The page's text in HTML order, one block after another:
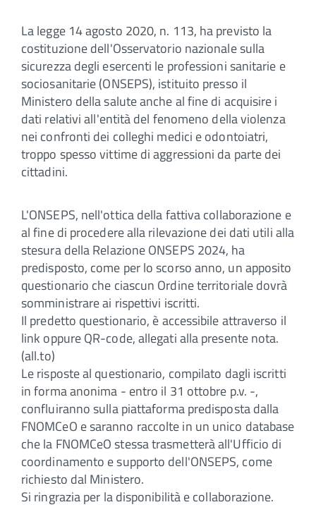
La legge 14 agosto 2020, n. 113, ha previsto la
costituzione dell'Osservatorio nazionale sulla
sicurezza degli esercenti le professioni sanitarie e
sociosanitarie (ONSEPS), istituito presso il
Ministero della salute anche al fine di acquisire i
dati relativi all'entità del fenomeno della violenza
nei confronti dei colleghi medici e odontoiatri,
troppo spesso vittime di aggressioni da parte dei
cittadini.
L'ONSEPS, nell'ottica della fattiva collaborazione e
al fine di procedere alla rilevazione dei dati utili alla
stesura della Relazione ONSEPS 2024, ha
predisposto, come per lo scorso anno, un apposito
questionario che ciascun Ordine territoriale dovrà
somministrare ai rispettivi iscritti.
Il predetto questionario, è accessibile attraverso il
link oppure QR-code, allegati alla presente nota.
(all.to)
Le risposte al questionario, compilato dagli iscritti
in forma anonima - entro il 31 ottobre p.v. -,
confluiranno sulla piattaforma predisposta dalla
FNOMCeO e saranno raccolte in un unico database
che la FNOMCeO stessa trasmetterà all'Ufficio di
coordinamento e supporto dell'ONSEPS, come
richiesto dal Ministero.
Si ringrazia per la disponibilità e collaborazione.